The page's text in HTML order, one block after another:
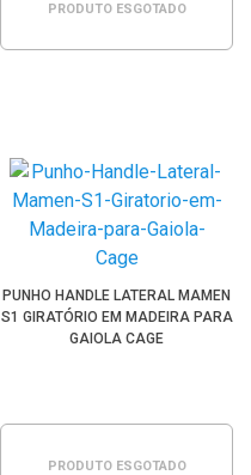
PRODUTO ESGOTADO
PUNHO HANDLE LATERAL MAMEN
S1 GIRATÓRIO EM MADEIRA PARA
GAIOLA CAGE
PRODUTO ESGOTADO